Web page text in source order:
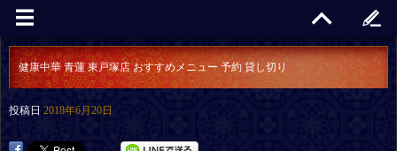
健康中華 青蓮 東戸塚店 おすすめメニュー 予約 貸し切り
投稿日 2018年6月20日